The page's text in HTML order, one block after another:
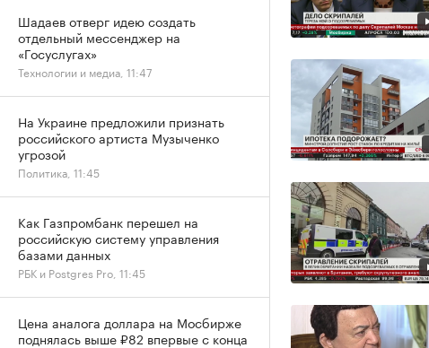
Шадаев отверг идею создать
отдельный мессенджер на
«Госуслугах»
Технологии и медиа, 11:47
На Украине предложили признать
российского артиста Музыченко
угрозой
Политика, 11:45
Как Газпромбанк перешел на
российскую систему управления
базами данных
РБК и Postgres Pro, 11:45
Цена аналога доллара на Мосбирже
поднялась выше ₽82 впервые с конца